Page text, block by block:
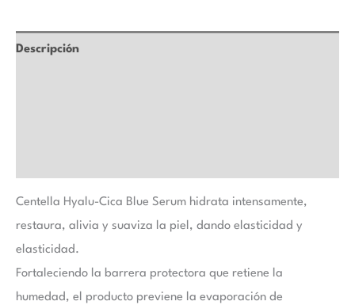
Descripción
Centella Hyalu-Cica Blue Serum hidrata intensamente,
restaura, alivia y suaviza la piel, dando elasticidad y
elasticidad.
Fortaleciendo la barrera protectora que retiene la
humedad, el producto previene la evaporación de